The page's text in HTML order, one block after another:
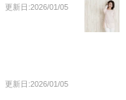
更新日:2026/01/05
更新日:2026/01/05